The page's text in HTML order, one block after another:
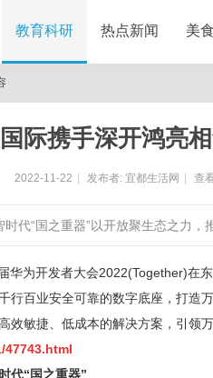
教育科研 热点新闻 美
际携手深开鸿亮
2022-11-22 发布者: 宜都生活网 查
代“国之重器”以开放聚生态之力
为开发者大会2022(Together)在东
行百业安全可靠的数字底座，打造
效敏捷、低成本的解决方案，引领
47743.html
“国之重器”